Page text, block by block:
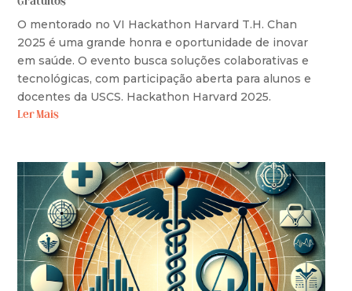
O mentorado no VI Hackathon Harvard T.H. Chan
2025 é uma grande honra e oportunidade de inovar
em saúde. O evento busca soluções colaborativas e
tecnológicas, com participação aberta para alunos e
docentes da USCS. Hackathon Harvard 2025.
Ler Mais